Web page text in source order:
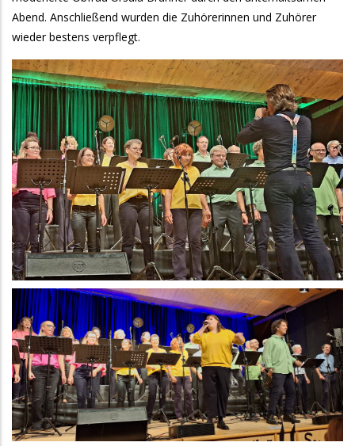
Abend. Anschließend wurden die Zuhörerinnen und Zuhörer
wieder bestens verpflegt.
Galeriebilder